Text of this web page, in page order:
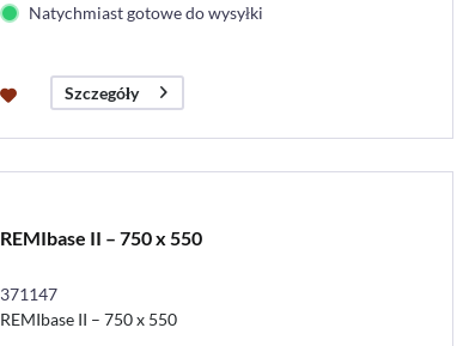
Natychmiast gotowe do wysyłki
Szczegóły
REMIbase II – 750 x 550
371147
REMIbase II – 750 x 550